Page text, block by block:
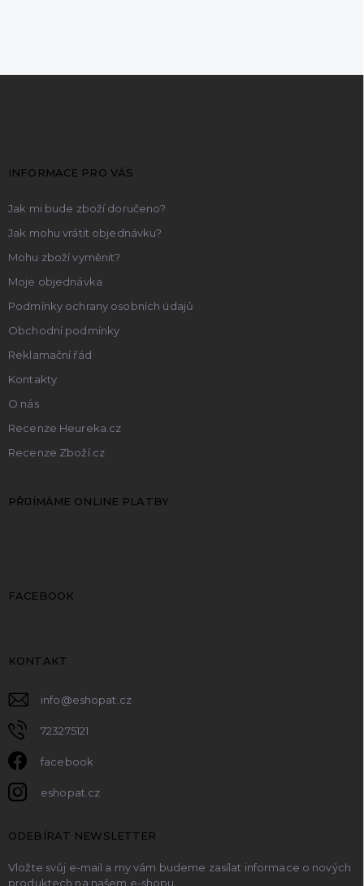
INFORMACE PRO VÁS
Jak mi bude zboží doručeno?
Jak mohu vrátit objednávku?
Mohu zboží vyměnit?
Moje objednávka
Podmínky ochrany osobních údajů
Obchodní podmínky
Reklamační řád
Kontakty
O nás
Recenze Heureka.cz
Recenze Zboží.cz
PŘIJÍMÁME ONLINE PLATBY
FACEBOOK
KONTAKT
info@eshopat.cz
723275121
facebook
eshopat.cz
ODEBÍRAT NEWSLETTER
Vložte svůj e-mail a my vám budeme zasílat informace o nových
produktech na našem e-shopu.